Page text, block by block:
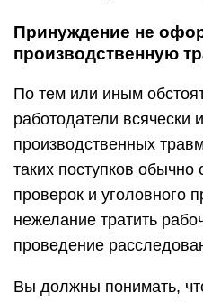
Принуждение не
производственную
По тем или иным
работодатели
производственных
таких поступков обычно
проверок и уголовного
нежелание тратить
проведение
Вы должны понимать,